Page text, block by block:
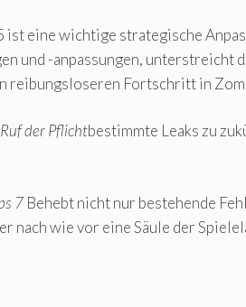
eine wichtige strategische
und -anpassungen,
Fortschritt in
Ruf der Pflichtbestimmte Leaks zu
7 Behebt nicht nur bestehende
nach wie vor eine Säule der